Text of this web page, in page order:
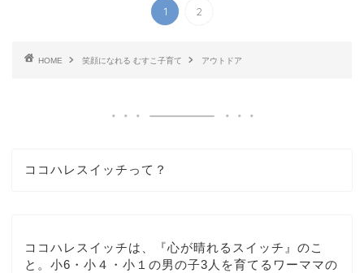
1 2
HOME 笑顔になれる むすこ子育て アウトドア
ココハレスイッチって？
ココハレスイッチは、『心が晴れるスイッチ』のこ
と。小6・小４・小１の男の子3人を育てるワーママの